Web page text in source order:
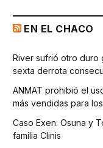
EN EL CHACO
River sufrió otro duro
sexta derrota
ANMAT prohibió el
más vendidas para
Caso Exen: Osuna y
familia Clinis